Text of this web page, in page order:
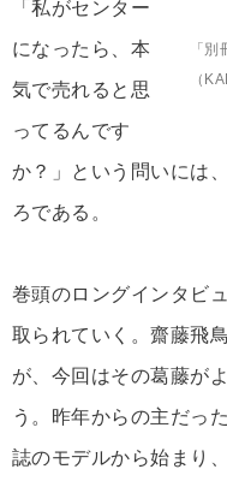
「
（
「私がセンター
になったら、本
気で売れると思
ってるんです
か？」という問いには
ろである。
巻頭のロングインタビ
取られていく。齋藤飛
が、今回はその葛藤が
う。昨年からの主だっ
誌のモデルから始まり